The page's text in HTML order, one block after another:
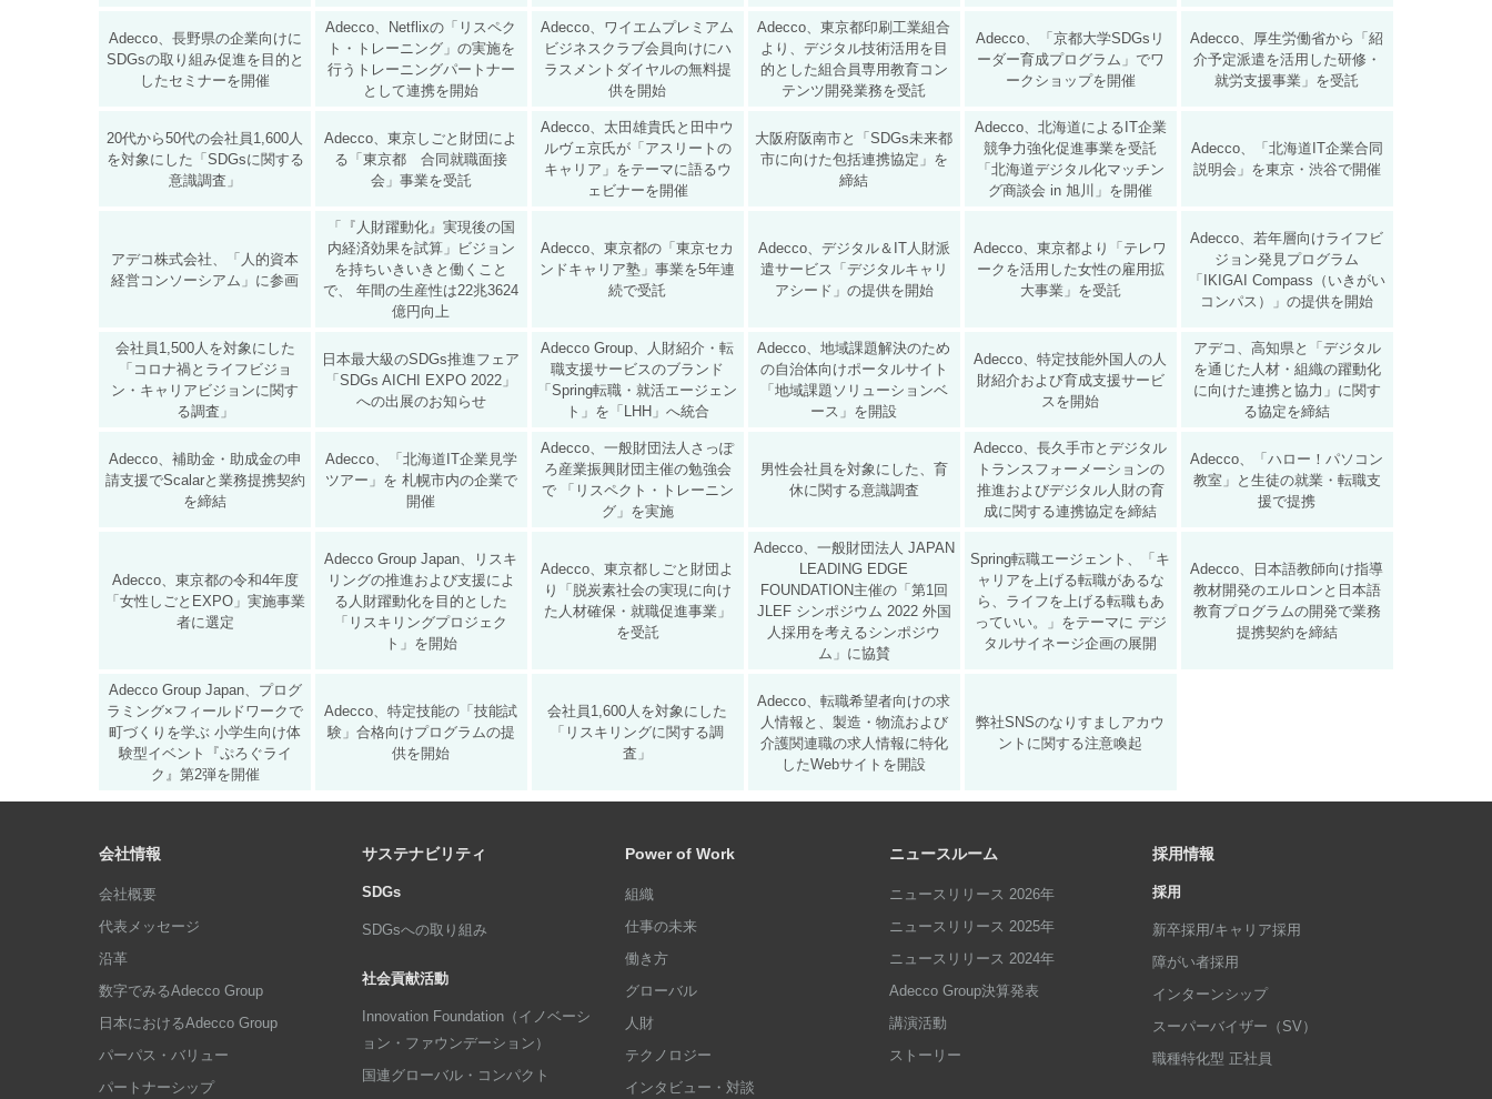
Adecco、長野県の企業向けに
SDGsの取り組み促進を目的と
したセミナーを開催
Adecco、Netflixの「リスペク
ト・トレーニング」の実施を
行うトレーニングパートナー
として連携を開始
Adecco、ワイエムプレミアム
ビジネスクラブ会員向けにハ
ラスメントダイヤルの無料提
供を開始
Adecco、東京都印刷工業組合
より、デジタル技術活用を目
的とした組合員専用教育コン
テンツ開発業務を受託
Adecco、「京都大学SDGsリ
ーダー育成プログラム」でワ
ークショップを開催
Adecco、厚生労働省から「紹
介予定派遣を活用した研修・
就労支援事業」を受託
20代から50代の会社員1,600人
を対象にした「SDGsに関する
意識調査」
Adecco、東京しごと財団によ
る「東京都 合同就職面接
会」事業を受託
Adecco、太田雄貴氏と田中ウ
ルヴェ京氏が「アスリートの
キャリア」をテーマに語るウ
ェビナーを開催
大阪府阪南市と「SDGs未来都
市に向けた包括連携協定」を
締結
Adecco、北海道によるIT企業
競争力強化促進事業を受託
「北海道デジタル化マッチン
グ商談会 in 旭川」を開催
Adecco、「北海道IT企業合同
説明会」を東京・渋谷で開催
アデコ株式会社、「人的資本
経営コンソーシアム」に参画
「『人財躍動化』実現後の国
内経済効果を試算」ビジョン
を持ちいきいきと働くこと
で、 年間の生産性は22兆3624
億円向上
Adecco、東京都の「東京セカ
ンドキャリア塾」事業を5年連
続で受託
Adecco、デジタル＆IT人財派
遣サービス「デジタルキャリ
アシード」の提供を開始
Adecco、東京都より「テレワ
ークを活用した女性の雇用拡
大事業」を受託
Adecco、若年層向けライフビ
ジョン発見プログラム
「IKIGAI Compass（いきがい
コンパス）」の提供を開始
会社員1,500人を対象にした
「コロナ禍とライフビジョ
ン・キャリアビジョンに関す
る調査」
日本最大級のSDGs推進フェア
「SDGs AICHI EXPO 2022」
への出展のお知らせ
Adecco Group、人財紹介・転
職支援サービスのブランド
「Spring転職・就活エージェン
ト」を「LHH」へ統合
Adecco、地域課題解決のため
の自治体向けポータルサイト
「地域課題ソリューションベ
ース」を開設
Adecco、特定技能外国人の人
財紹介および育成支援サービ
スを開始
アデコ、高知県と「デジタル
を通じた人材・組織の躍動化
に向けた連携と協力」に関す
る協定を締結
Adecco、補助⾦・助成⾦の申
請支援でScalarと業務提携契約
を締結
Adecco、「北海道IT企業見学
ツアー」を 札幌市内の企業で
開催
Adecco、一般財団法人さっぽ
ろ産業振興財団主催の勉強会
で 「リスペクト・トレーニン
グ」を実施
男性会社員を対象にした、育
休に関する意識調査
Adecco、長久手市とデジタル
トランスフォーメーションの
推進およびデジタル人財の育
成に関する連携協定を締結
​Adecco、「ハロー！パソコン
教室」と生徒の就業・転職支
援で提携
Adecco、東京都の令和4年度
「女性しごとEXPO」実施事業
者に選定
Adecco Group Japan、リスキ
リングの推進および支援によ
る人財躍動化を目的とした
「リスキリングプロジェク
ト」を開始
Adecco、東京都しごと財団よ
り「脱炭素社会の実現に向け
た人材確保・就職促進事業」
を受託
Adecco、一般財団法人 JAPAN
LEADING EDGE
FOUNDATION主催の「第1回
JLEF シンポジウム 2022 外国
人採用を考えるシンポジウ
ム」に協賛
Spring転職エージェント、「キ
ャリアを上げる転職があるな
ら、ライフを上げる転職もあ
っていい。」をテーマに デジ
タルサイネージ企画の展開
Adecco、日本語教師向け指導
教材開発のエルロンと日本語
教育プログラムの開発で業務
提携契約を締結
Adecco Group Japan、プログ
ラミング×フィールドワークで
町づくりを学ぶ 小学生向け体
験型イベント『ぷろぐライ
ク』第2弾を開催
Adecco、特定技能の「技能試
験」合格向けプログラムの提
供を開始
会社員1,600人を対象にした
「リスキリングに関する調
査」
Adecco、転職希望者向けの求
人情報と、製造・物流および
介護関連職の求人情報に特化
したWebサイトを開設
弊社SNSのなりすましアカウ
ントに関する注意喚起
会社情報
会社概要
代表メッセージ
沿革
数字でみるAdecco Group
日本におけるAdecco Group
パーパス・バリュー
パートナーシップ
サステナビリティ
SDGs
SDGsへの取り組み
社会貢献活動
Innovation Foundation（イノベーシ
ョン・ファウンデーション）
国連グローバル・コンパクト
Power of Work
組織
仕事の未来
働き方
グローバル
人財
テクノロジー
インタビュー・対談
ニュースルーム
ニュースリリース 2026年
ニュースリリース 2025年
ニュースリリース 2024年
Adecco Group決算発表
講演活動
ストーリー
採用情報
採用
新卒採用/キャリア採用
障がい者採用
インターンシップ
スーパーバイザー（SV）
職種特化型 正社員